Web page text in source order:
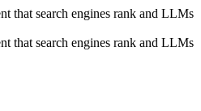
that search engines rank and LLMs
that search engines rank and LLMs